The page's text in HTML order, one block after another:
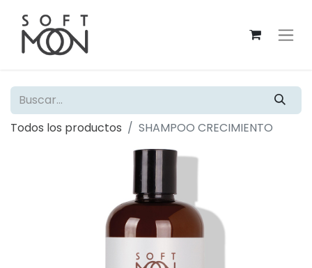
Todos los productos SHAMPOO CRECIMIENTO